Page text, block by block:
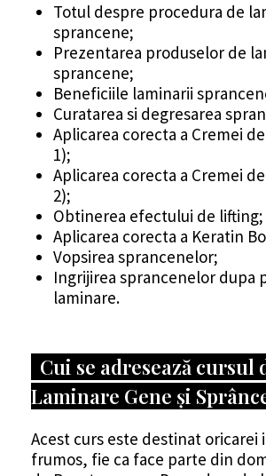
Totul despre procedura de
sprancene;
Prezentarea produselor de
sprancene;
Beneficiile laminarii
Curatarea si degresarea
Aplicarea corecta a Cremei
1);
Aplicarea corecta a Cremei de
2);
Obtinerea efectului de lifting;
Aplicarea corecta a Keratin
Vopsirea sprancenelor;
Ingrijirea sprancenelor dupa
laminare.
Cui se adresează cursul
Laminare Gene și
Acest curs este destinat oricarei
frumos, fie ca face parte din